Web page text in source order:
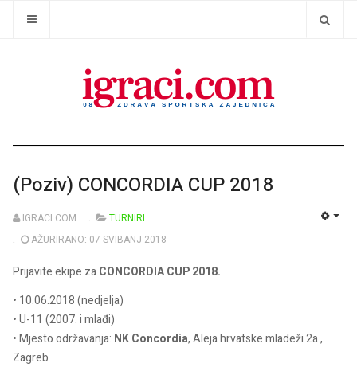
(Poziv) CONCORDIA CUP 2018
IGRACI.COM
TURNIRI
AŽURIRANO: 07 SVIBANJ 2018
Prijavite ekipe zaCONCORDIA CUP 2018.
• 10.06.2018 (nedjelja)
• U-11 (2007. i mlađi)
• Mjesto održavanja: NK Concordia, Aleja hrvatske mladeži 2a ,
Zagreb